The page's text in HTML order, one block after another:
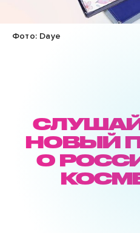
Фото: Daye
НОВЫЙ
О